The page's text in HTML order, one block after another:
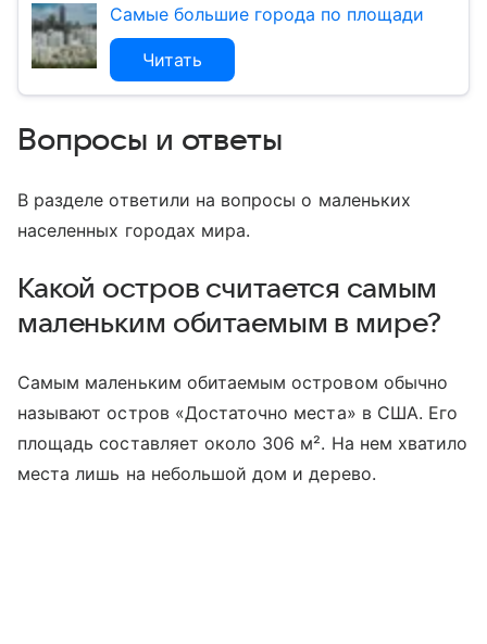
Самые большие города по площади
Читать
Вопросы и ответы
В разделе ответили на вопросы о маленьких
населенных городах мира.
Какой остров считается самым
маленьким обитаемым в мире?
Самым маленьким обитаемым островом обычно
называют остров «Достаточно места» в США. Его
площадь составляет около 306 м². На нем хватило
места лишь на небольшой дом и дерево.